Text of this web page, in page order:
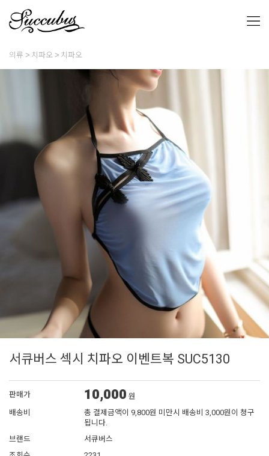
의류 치파오 치파오
서큐버스 섹시 치파오 이벤트복 SUC5130
판매가 10,000 원
배송비
총 결제금액이 9,800원 미만시 배송비 3,000원이 청구
됩니다.
브랜드
서큐버스